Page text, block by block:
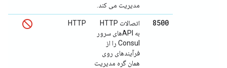
مدیریت می کند.
8500
اتصالات HTTP
به APIهای سرور
Consul را از
فرآیندهای روی
همان گره مدیریت
HTTP